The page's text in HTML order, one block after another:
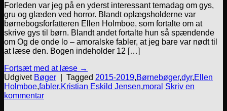
Forleden var jeg på en yderst interessant temadag om gys,
gru og glæden ved horror. Blandt oplægsholderne var
børnebogsforfatteren Ellen Holmboe, som fortalte om at
skrive gys til børn. Blandt andet fortalte hun så spændende
om Og de onde lo – amoralske fabler, at jeg bare var nødt til
at læse den. Bogen indeholder 12 […]
Fortsæt med at læse →
Udgivet Bøger Tagged 2015-2019,Børnebøger,dyr,Ellen
Holmboe,fabler,Kristian Eskild Jensen,moral Skriv en
kommentar